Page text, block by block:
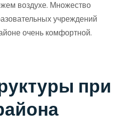
воздухе. Множество
учреждений
очень комфортной.
при